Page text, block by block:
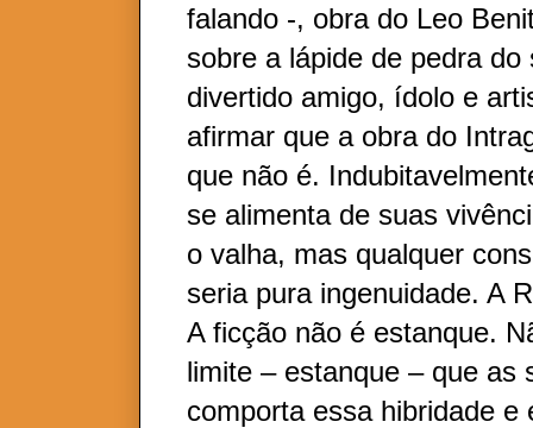
falando -, obra do Leo
sobre a lápide de pedra
divertido amigo, ídolo e
afirmar que a obra do
que não é.
se alimenta de suas
o valha, mas qualquer
seria pura ingenuidade. A
A ficção não é estanque.
limite – estanque – que as
comporta essa hibridade